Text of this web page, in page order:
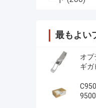
最もよい
オプ
ギガ